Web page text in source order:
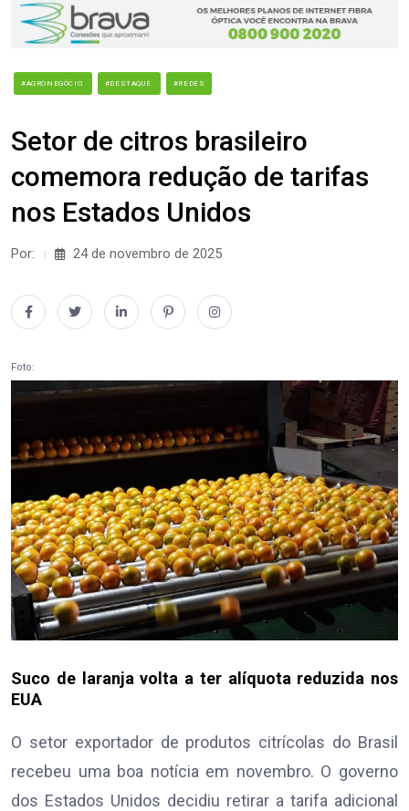
#AGRONEGÓCIO #DESTAQUE #REDES
Setor de citros brasileiro
comemora redução de tarifas
nos Estados Unidos
Por: 24 de novembro de 2025
Foto:
Suco de laranja volta a ter alíquota reduzida nos
EUA
O setor exportador de produtos citrícolas do Brasil
recebeu uma boa notícia em novembro. O governo
dos Estados Unidos decidiu retirar a tarifa adicional